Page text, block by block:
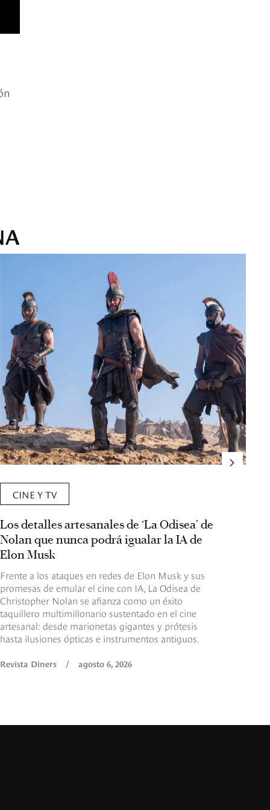
CINE Y TV
Los detalles artesanales de ‘La Odisea’ de
Nolan que nunca podrá igualar la IA de
Elon Musk
Frente a los ataques en redes de Elon Musk y sus
promesas de emular el cine con IA, La Odisea de
Christopher Nolan se afianza como un éxito
taquillero multimillonario sustentado en el cine
artesanal: desde marionetas gigantes y prótesis
hasta ilusiones ópticas e instrumentos antiguos.
Revista Diners / agosto 6, 2026